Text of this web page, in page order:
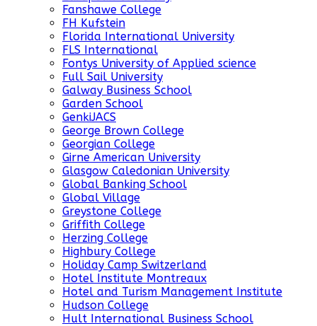
Fanshawe College
FH Kufstein
Florida International University
FLS International
Fontys University of Applied science
Full Sail University
Galway Business School
Garden School
GenkiJACS
George Brown College
Georgian College
Girne American University
Glasgow Caledonian University
Global Banking School
Global Village
Greystone College
Griffith College
Herzing College
Highbury College
Holiday Camp Switzerland
Hotel Institute Montreaux
Hotel and Turism Management Institute
Hudson College
Hult International Business School